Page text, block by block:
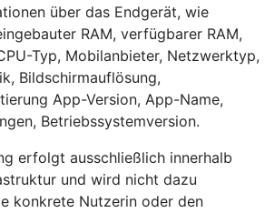
über das Endgerät, wie
RAM, verfügbarer RAM,
Typ, Mobilanbieter, Netzwerktyp,
Bildschirmauflösung,
App-Version, App-Name,
Betriebssystemversion.
erfolgt ausschließlich innerhalb
und wird nicht dazu
konkrete Nutzerin oder den